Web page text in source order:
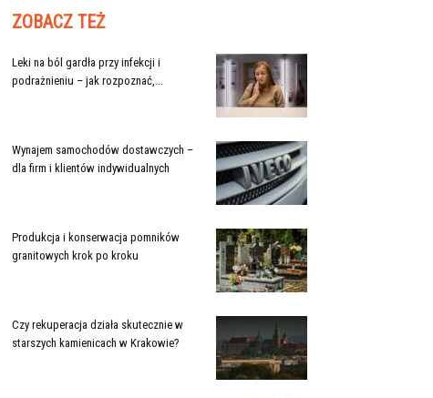
ZOBACZ TEŻ
Leki na ból gardła przy infekcji i
podrażnieniu – jak rozpoznać,...
Wynajem samochodów dostawczych –
dla firm i klientów indywidualnych
Produkcja i konserwacja pomników
granitowych krok po kroku
Czy rekuperacja działa skutecznie w
starszych kamienicach w Krakowie?